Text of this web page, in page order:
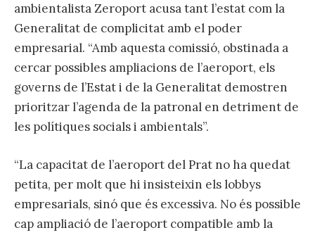
ambientalista Zeroport acusa tant l’estat com la
Generalitat de complicitat amb el poder
empresarial. “Amb aquesta comissió, obstinada a
cercar possibles ampliacions de l’aeroport, els
governs de l’Estat i de la Generalitat demostren
prioritzar l’agenda de la patronal en detriment de
les polítiques socials i ambientals”.
“La capacitat de l’aeroport del Prat no ha quedat
petita, per molt que hi insisteixin els lobbys
empresarials, sinó que és excessiva. No és possible
cap ampliació de l’aeroport compatible amb la